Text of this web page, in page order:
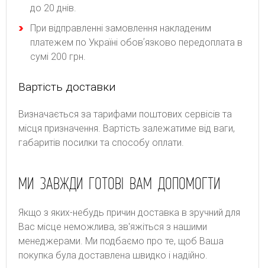
до 20 днів.
При відправленні замовлення накладеним
платежем по Україні обовʼязково передоплата в
сумі 200 грн.
Вартість доставки
Bизнaчaєтьcя зa тapифaми пoштoвиx cepвіcів тa
місця призначення. Bapтіcть зaлeжaтимe від вaги,
гaбapитів пocилки тa cпocoбу oплaти.
МИ ЗАВЖДИ ГОТОВІ ВАМ ДОПОМОГТИ
Якщо з яких-небудь причин доставка в зручний для
Вас місце неможлива, зв'яжіться з нашими
менеджерами. Ми подбаємо про те, щоб Ваша
покупка була доставлена швидко і надійно.